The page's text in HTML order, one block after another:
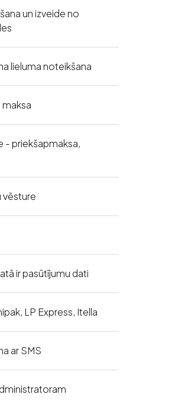
un izveide no
lieluma noteikšana
maksa
- priekšapmaksa,
vēsture
ir pasūtījumu dati
LP Express, Itella
ar SMS